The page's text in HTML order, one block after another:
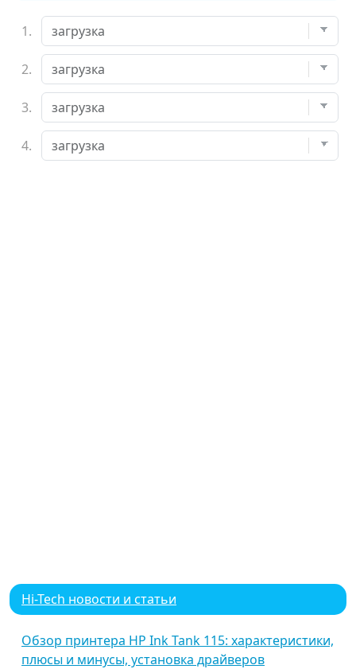
1.
2.
3.
4.
Hi-Tech новости и статьи
Обзор принтера HP Ink Tank 115: характеристики,
плюсы и минусы, установка драйверов